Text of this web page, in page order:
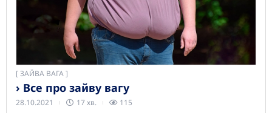
[ЗАЙВА ВАГА
› Все про зайву вагу
28.10.2021 17 хв. 115